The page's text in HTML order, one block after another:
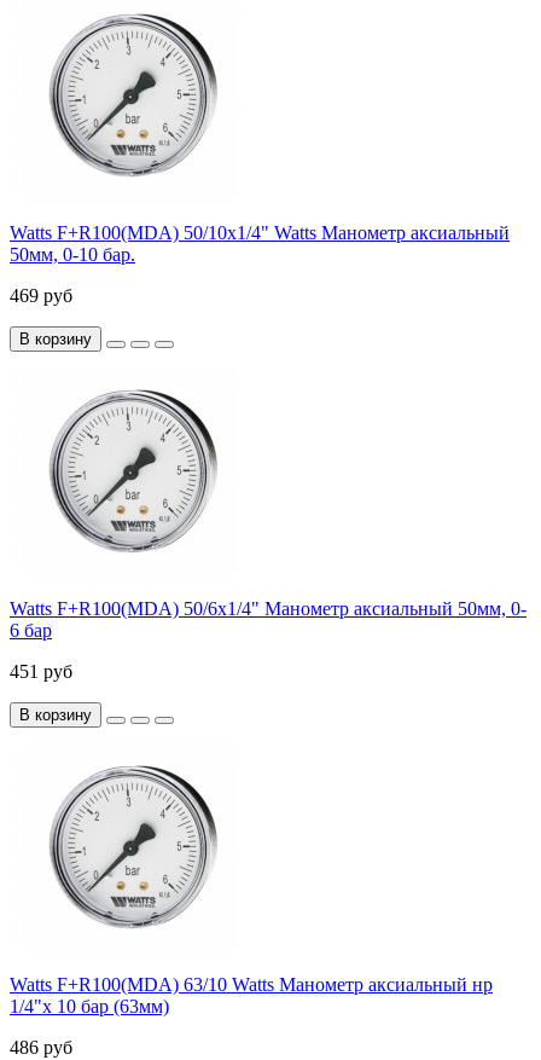
Watts F+R100(MDA) 50/10x1/4" Watts Манометр аксиальный
50мм, 0-10 бар.
469 руб
В корзину
Watts F+R100(MDA) 50/6x1/4" Манометр аксиальный 50мм, 0-
6 бар
451 руб
В корзину
Watts F+R100(MDA) 63/10 Watts Манометр аксиальный нр
1/4"х 10 бар (63мм)
486 руб